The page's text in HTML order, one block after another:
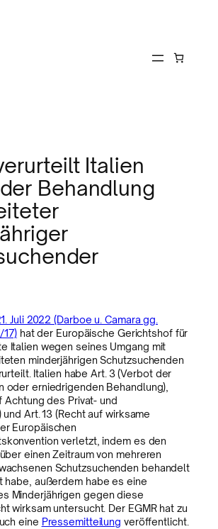
Italien
Behandlung
Juli 2022 (Darboe u. Camara gg.
17)hat der Europäische Gerichtshof für
Italien wegen seines Umgang mit
minderjährigen Schutzsuchenden
Italien habe Art. 3 (Verbot der
oder erniedrigenden Behandlung),
Achtung des Privat- und
Art. 13 (Recht auf wirksame
Europäischen
verletzt, indem es den
einen Zeitraum von mehreren
Schutzsuchenden behandelt
habe, außerdem habe es eine
Minderjährigen gegen diese
wirksam untersucht. Der EGMR hat zu
eine Pressemitteilung veröffentlicht.